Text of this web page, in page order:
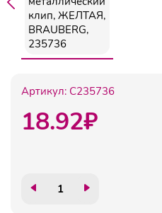
Артикул: C235736
18.92₽